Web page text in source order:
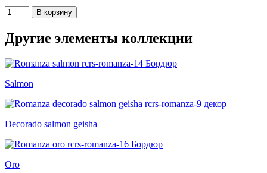
Другие элементы коллекции
Salmon
Decorado salmon geisha
Oro